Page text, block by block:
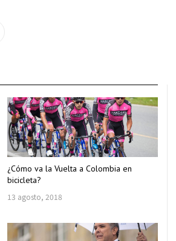
¿Cómo va la Vuelta a Colombia en
bicicleta?
13 agosto, 2018